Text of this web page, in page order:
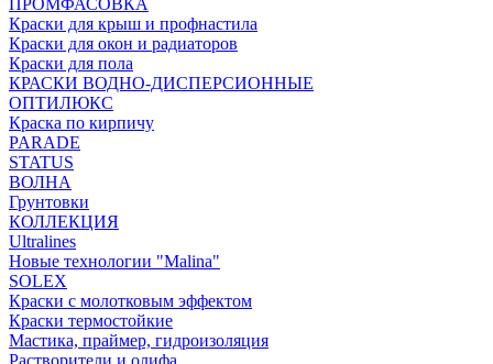
ПРОМФАСОВКА
Краски для крыш и профнастила
Краски для окон и радиаторов
Краски для пола
КРАСКИ ВОДНО-ДИСПЕРСИОННЫЕ
ОПТИЛЮКС
Краска по кирпичу
PARADE
STATUS
ВОЛНА
Грунтовки
КОЛЛЕКЦИЯ
Ultralines
Новые технологии "Malina"
SOLEX
Краски с молотковым эффектом
Краски термостойкие
Мастика, праймер, гидроизоляция
Растворители и олифа